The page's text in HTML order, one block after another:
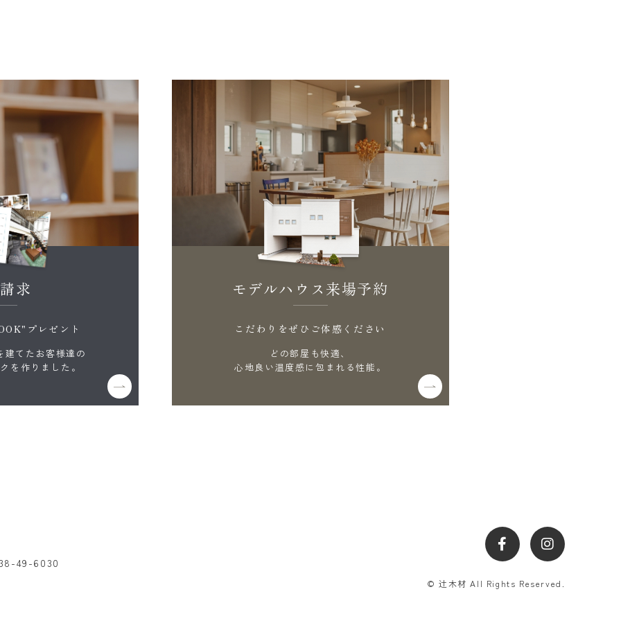
求
プレゼント
建てたお客様達の
を作りました。
モデルハウス来場予約
こだわりをぜひご体感ください
どの部屋も快適、
心地良い温度感に包まれる性能。
49-6030
© 辻木材 All Rights Reserved.